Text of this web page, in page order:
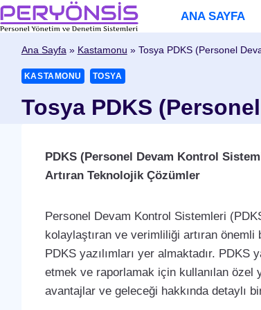
Skip
to
content
ANA SAYFA
Ana Sayfa» Kastamonu » Tosya PDKS (Personel
KASTAMONU TOSYA
Tosya PDKS
PDKS (Personel Devam Kontrol
Artıran Teknolojik Çözümler
Personel Devam Kontrol Sistemleri
kolaylaştıran ve verimliliği artıran
PDKS yazılımları yer almaktadır.
etmek ve raporlamak için kullanılan özel
avantajlar ve geleceği hakkında detaylı